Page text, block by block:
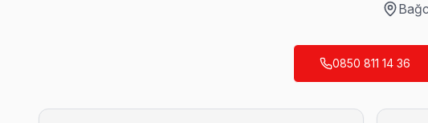
Bağcılar'da Mahalle Mahalle Loewe TV Servis
0850 811 14 36